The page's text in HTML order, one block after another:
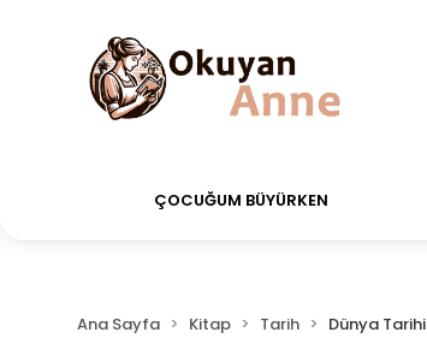
siparişler Aynı Gün Kargo!
ÇOCUĞUM BÜYÜRKEN
Ana Sayfa Kitap Tarih Dünya Tarihi